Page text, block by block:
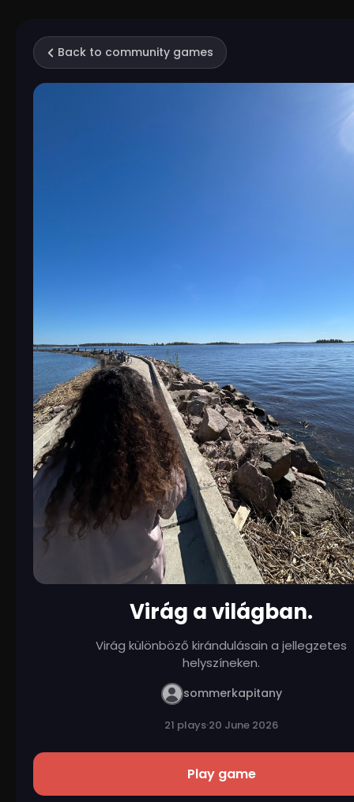
Back to community games
Virág a világban.
Virág különböző kirándulásain a jellegzetes
helyszíneken.
sommerkapitany
21 plays·20 June 2026
Play game